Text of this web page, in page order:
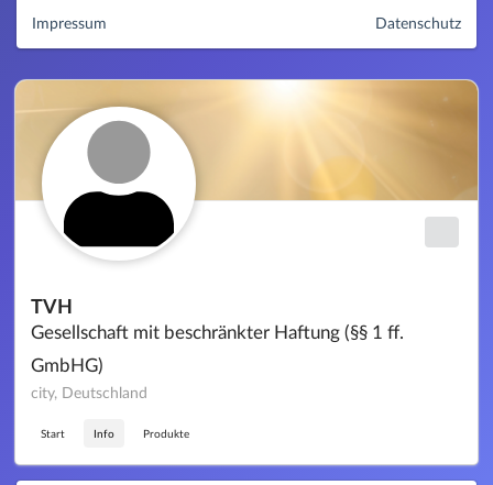
TVH
Gesellschaft mit beschränkter Haftung (§§ 1 ff.
GmbHG)
city, Deutschland
Start Info Produkte
Datenschutz
Impressum